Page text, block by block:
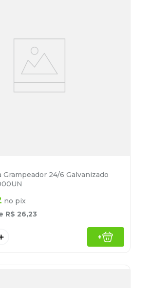
Grampeador 24/6 Galvanizado
no pix
R$ 26,23
+